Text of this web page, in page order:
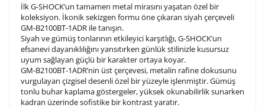
İlk G-SHOCK’un tamamen metal mirasını yaşatan özel bir
koleksiyon. İkonik sekizgen formu öne çıkaran siyah çerçeveli
GM-B2100BT-1ADR ile tanışın.
Siyah ve gümüş tonlarının etkileyici karşıtlığı, G-SHOCK’un
efsanevi dayanıklılığını yansıtırken günlük stilinizle kusursuz
uyum sağlayan güçlü bir karakter ortaya koyar.
GM-B2100BT-1ADR’nin üst çerçevesi, metalin rafine dokusunu
vurgulayan çizgisel desenli özel bir yüzeyle işlenmiştir. Gümüş
tonlu buhar kaplama göstergeler, yüksek okunabilirlik sunarken
kadran üzerinde sofistike bir kontrast yaratır.